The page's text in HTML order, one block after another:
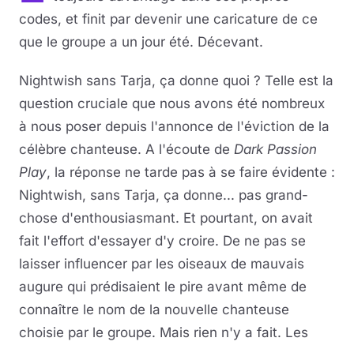
Sciences & Tech
Forum
codes, et finit par devenir une caricature de ce
que le groupe a un jour été. Décevant.
Nightwish sans Tarja, ça donne quoi ? Telle est la
question cruciale que nous avons été nombreux
à nous poser depuis l'annonce de l'éviction de la
célèbre chanteuse. A l'écoute de Dark Passion
Play, la réponse ne tarde pas à se faire évidente :
Nightwish, sans Tarja, ça donne... pas grand-
chose d'enthousiasmant. Et pourtant, on avait
fait l'effort d'essayer d'y croire. De ne pas se
laisser influencer par les oiseaux de mauvais
augure qui prédisaient le pire avant même de
connaître le nom de la nouvelle chanteuse
choisie par le groupe. Mais rien n'y a fait. Les